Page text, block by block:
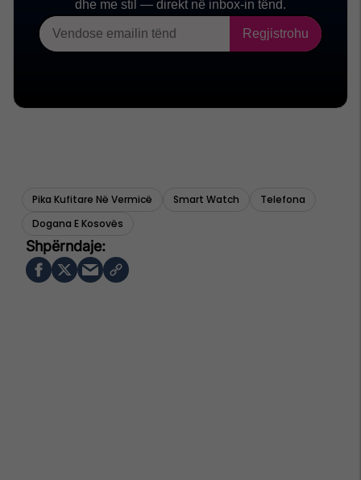
Pika Kufitare Në Vermicë Smart Watch
Telefona
Dogana E Kosovës